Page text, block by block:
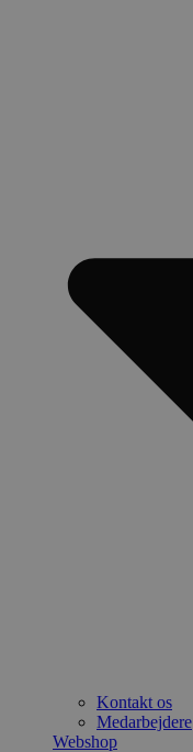
Kontakt os
Medarbejdere
Webshop